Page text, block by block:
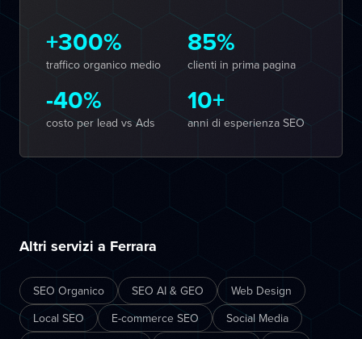
+300%
traffico organico medio
85%
clienti in prima pagina
-40%
costo per lead vs Ads
10+
anni di esperienza SEO
Altri servizi a Ferrara
SEO Organico SEO AI & GEO
Web Design
Local SEO
E-commerce SEO
Social Media